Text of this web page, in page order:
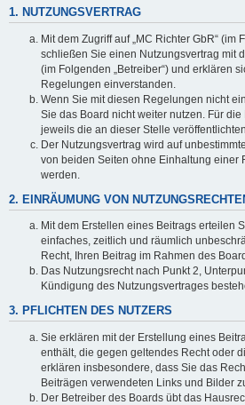
1. NUTZUNGSVERTRAG
Mit dem Zugriff auf „MC Richter GbR“ (im
schließen Sie einen Nutzungsvertrag mit
(im Folgenden „Betreiber“) und erklären
Regelungen einverstanden.
Wenn Sie mit diesen Regelungen nicht
Sie das Board nicht weiter nutzen. Für
jeweils die an dieser Stelle
Der Nutzungsvertrag wird auf
von beiden Seiten ohne Einhaltung einer
werden.
2. EINRÄUMUNG VON
Mit dem Erstellen eines Beitrags erteilen
einfaches, zeitlich und räumlich
Recht, Ihren Beitrag im Rahmen des
Das Nutzungsrecht nach Punkt 2,
Kündigung des Nutzungsvertrages
3. PFLICHTEN DES NUTZERS
Sie erklären mit der Erstellung eines
enthält, die gegen geltendes Recht oder
erklären insbesondere, dass Sie das
Beiträgen verwendeten Links und Bilder
Der Betreiber des Boards übt das